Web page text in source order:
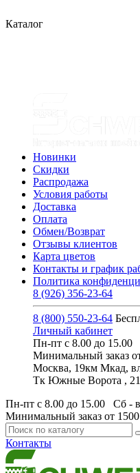
Каталог
Новинки
Скидки
Распродажа
Условия работы
Доставка
Оплата
Обмен/Возврат
Отзывы клиентов
Карта цветов
Контакты и график
Политика
8 (926) 356-23-64
8 (800) 550-23-64
Личный кабинет
Пн-пт с 8.00 до
Минимальный заказ
Москва, 19км Мкад,
Тк Южные Ворота , 21
Пн-пт с 8.00 до 15.00 Сб -
Минимальный заказ от
Контакты